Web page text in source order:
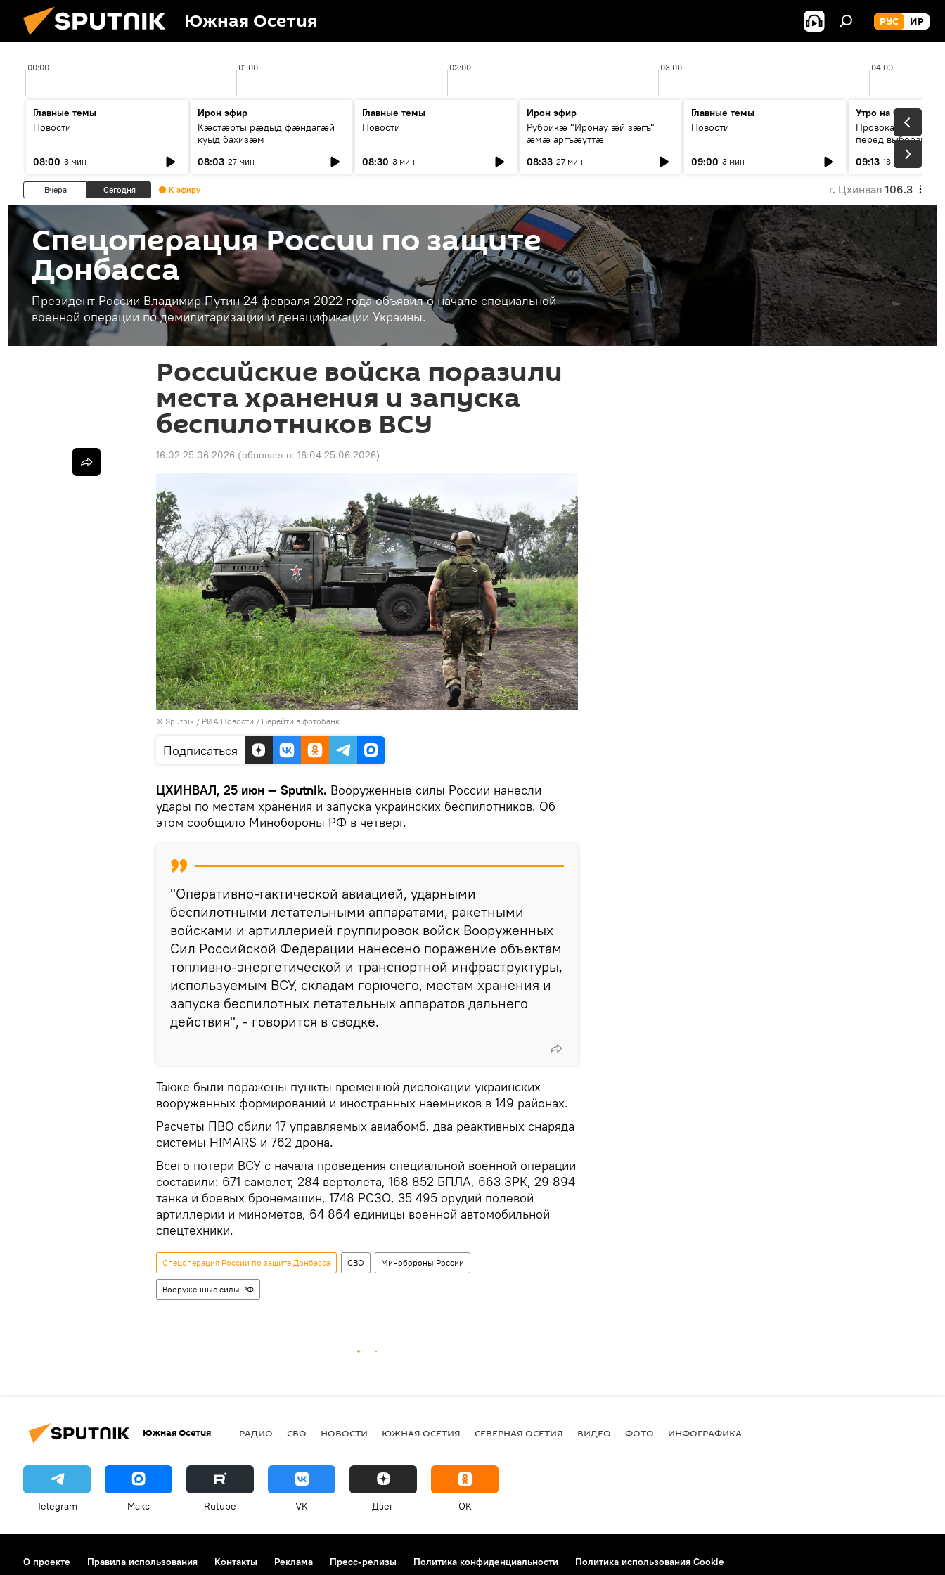
Южная Осетия РУС ИР
00:00 01:00 02:00 03:00 04:00
Главные темы
Новости
08:00 3 мин
Ирон эфир
Кæстæрты рæдыд фæндагæй
куыд бахизæм
08:03 27 мин
Главные темы
Новости
08:30 3 мин
Ирон эфир
Рубрикæ "Иронау ӕй зӕгъ"
ӕмӕ аргъӕуттӕ
08:33 27 мин
Главные темы
Новости
09:00 3 мин
Утро на Спутнике
Провокации со
перед выборами в
09:13 18 мин
Вчера Сегодня К эфиру г. Цхинвал 106.3
Спецоперация России по защите
Донбасса
Президент России Владимир Путин 24 февраля 2022 года объявил о начале специальной
военной операции по демилитаризации и денацификации Украины.
Российские войска поразили
места хранения и запуска
беспилотников ВСУ
16:02 25.06.2026 (обновлено: 16:04 25.06.2026)
© Sputnik / РИА Новости / Перейти в фотобанк
Подписаться
ЦХИНВАЛ, 25 июн — Sputnik. Вооруженные силы России нанесли
удары по местам хранения и запуска украинских беспилотников. Об
этом сообщило Минобороны РФ в четверг.
"Оперативно-тактической авиацией, ударными
беспилотными летательными аппаратами, ракетными
войсками и артиллерией группировок войск Вооруженных
Сил Российской Федерации нанесено поражение объектам
топливно-энергетической и транспортной инфраструктуры,
используемым ВСУ, складам горючего, местам хранения и
запуска беспилотных летательных аппаратов дальнего
действия", - говорится в сводке.
Также были поражены пункты временной дислокации украинских
вооруженных формирований и иностранных наемников в 149 районах.
Расчеты ПВО сбили 17 управляемых авиабомб, два реактивных снаряда
системы HIMARS и 762 дрона.
Всего потери ВСУ с начала проведения специальной военной операции
составили: 671 самолет, 284 вертолета, 168 852 БПЛА, 663 ЗРК, 29 894
танка и боевых бронемашин, 1748 РСЗО, 35 495 орудий полевой
артиллерии и минометов, 64 864 единицы военной автомобильной
спецтехники.
Спецоперация России по защите Донбасса СВО Минобороны России
Вооруженные силы РФ
Южная Осетия РАДИО СВО НОВОСТИ ЮЖНАЯ ОСЕТИЯ СЕВЕРНАЯ ОСЕТИЯ ВИДЕО ФОТО ИНФОГРАФИКА
Telegram Макс Rutube VK Дзен OK
О проекте Правила использования Контакты Реклама Пресс-релизы Политика конфиденциальности
Политика использования Cookie